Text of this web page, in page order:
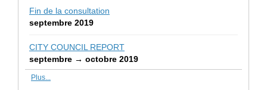
Fin de la consultation
septembre 2019
CITY COUNCIL REPORT
septembre → octobre 2019
Plus...